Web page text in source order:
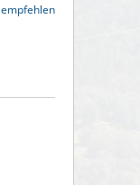
empfehlen